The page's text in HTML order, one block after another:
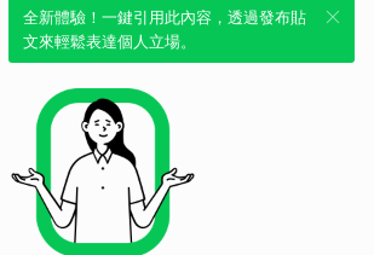
全新體驗！一鍵引用此內容，透過發布貼
文來輕鬆表達個人立場。